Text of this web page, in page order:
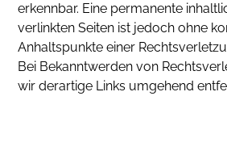
erkennbar. Eine permanente
verlinkten Seiten ist jedoch ohne
Anhaltspunkte einer
Bei Bekanntwerden von
wir derartige Links umgehend